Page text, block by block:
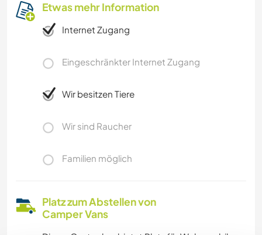
Etwas mehr Information
Internet Zugang
Eingeschränkter Internet Zugang
Wir besitzen Tiere
Wir sind Raucher
Familien möglich
Platz zum Abstellen von
Camper Vans